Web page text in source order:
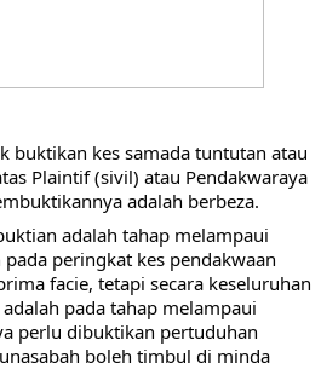
buktikan kes samada tuntutan atau
Plaintif (sivil) atau Pendakwaraya
adalah berbeza.
adalah tahap melampaui
peringkat kes pendakwaan
facie, tetapi secara keseluruhan
pada tahap melampaui
perlu dibuktikan pertuduhan
boleh timbul di minda